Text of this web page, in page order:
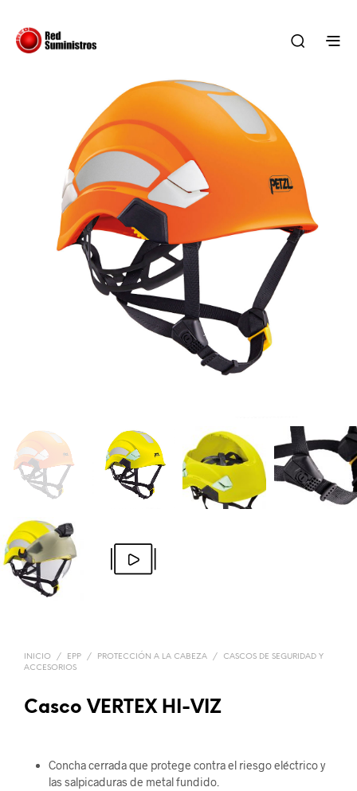
INICIO / EPP / PROTECCIÓN A LA CABEZA /
CASCOS DE SEGURIDAD Y
ACCESORIOS
Casco VERTEX HI-VIZ
Concha cerrada que protege contra el riesgo eléctrico y
las salpicaduras de metal fundido.